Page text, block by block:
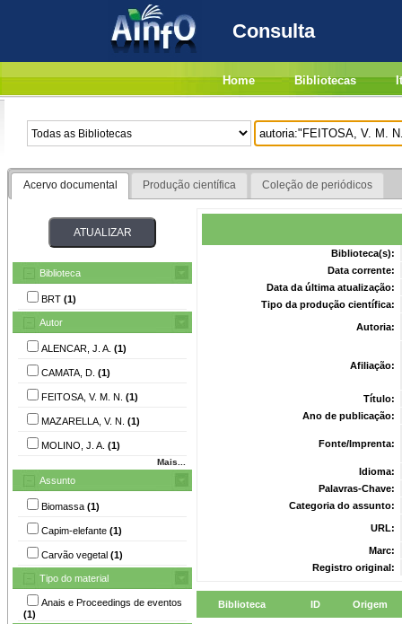
Consulta
Home Bibliotecas
Acervo documental Produção científica Coleção de periódicos
Biblioteca
BRT (1)
Autor
ALENCAR, J. A. (1)
CAMATA, D. (1)
FEITOSA, V. M. N. (1)
MAZARELLA, V. N. (1)
MOLINO, J. A. (1)
Mais...
Assunto
Biomassa (1)
Capim-elefante (1)
Carvão vegetal (1)
Tipo do material
Anais e Proceedings de eventos
(1)
Biblioteca(s):
Data corrente:
Data da última atualização:
Tipo da produção científica:
Autoria:
Afiliação:
Título:
Ano de publicação:
Fonte/Imprenta:
Idioma:
Palavras-Chave:
Categoria do assunto:
URL:
Marc:
Registro original:
Biblioteca ID Origem